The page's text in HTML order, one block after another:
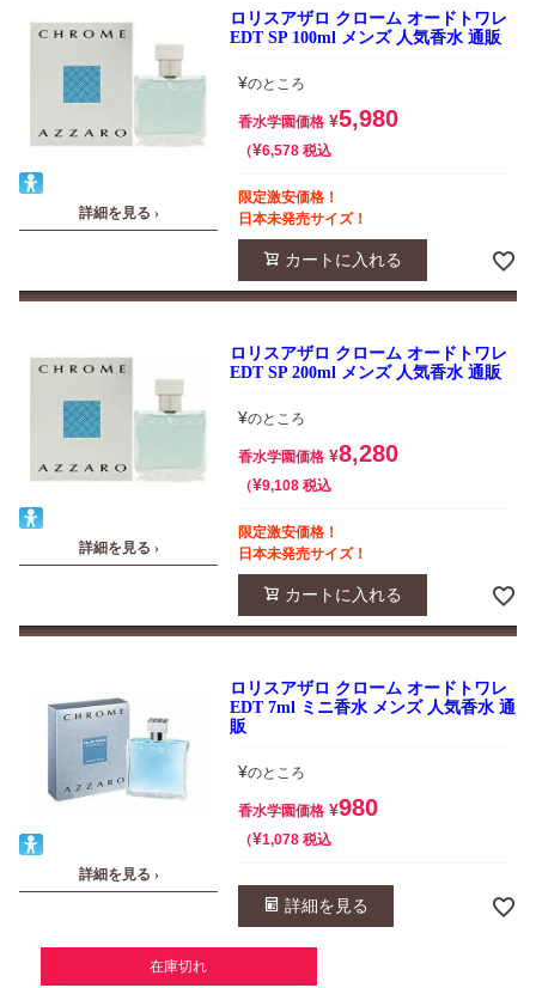
詳細を見る ›
ロリスアザロ クローム オードトワレ
EDT SP 100ml メンズ 人気香水 通販
¥のところ
香水学園価格 ¥5,980
¥6,578 税込
限定激安価格！
日本未発売サイズ！
カートに入れる
詳細を見る ›
ロリスアザロ クローム オードトワレ
EDT SP 200ml メンズ 人気香水 通販
¥のところ
香水学園価格 ¥8,280
¥9,108 税込
限定激安価格！
日本未発売サイズ！
カートに入れる
詳細を見る ›
ロリスアザロ クローム オードトワレ
EDT 7ml ミニ香水 メンズ 人気香水 通
販
¥のところ
香水学園価格 ¥980
¥1,078 税込
詳細を見る
在庫切れ